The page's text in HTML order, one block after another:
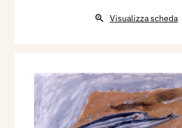
Visualizza scheda